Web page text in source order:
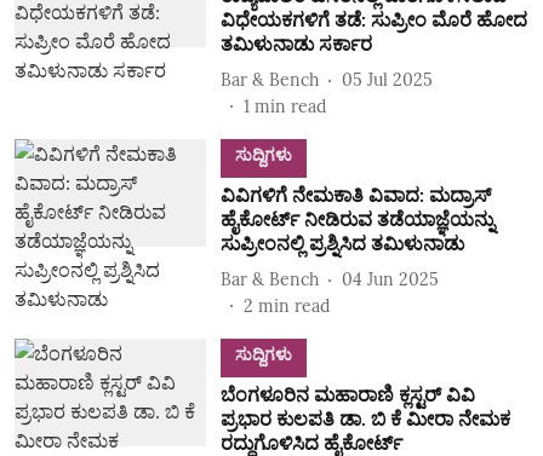
ವಿಧೇಯಕಗಳಿಗೆ ತಡೆ: ಸುಪ್ರೀಂ ಮೊರೆ ಹೋದ
ತಮಿಳುನಾಡು ಸರ್ಕಾರ
Bar & Bench
05 Jul 2025
1 min read
ಸುದ್ದಿಗಳು
ವಿವಿಗಳಿಗೆ ನೇಮಕಾತಿ ವಿವಾದ: ಮದ್ರಾಸ್‌
ಹೈಕೋರ್ಟ್‌ ನೀಡಿರುವ ತಡೆಯಾಜ್ಞೆಯನ್ನು
ಸುಪ್ರೀಂನಲ್ಲಿ ಪ್ರಶ್ನಿಸಿದ ತಮಿಳುನಾಡು
Bar & Bench
04 Jun 2025
2 min read
ಸುದ್ದಿಗಳು
ಬೆಂಗಳೂರಿನ ಮಹಾರಾಣಿ ಕ್ಲಸ್ಟರ್‌ ವಿವಿ
ಪ್ರಭಾರ ಕುಲಪತಿ ಡಾ. ಬಿ ಕೆ ಮೀರಾ ನೇಮಕ
ರದ್ದುಗೊಳಿಸಿದ ಹೈಕೋರ್ಟ್‌